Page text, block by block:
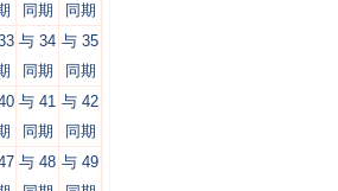
同期
同期
与 34
同期
与 35
同期
与 41
同期
与 42
同期
与 48 与 49